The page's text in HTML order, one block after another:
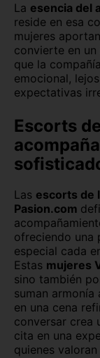
La esencia del
reside en esa
mujeres
convierte en
que la
emocional,
expectativas
Escorts
Las escorts de
Pasion.com
ofreciendo una
especial cada
Estas mujeres
sino también
suman
en una cena
conversar crea
cita en una
quienes